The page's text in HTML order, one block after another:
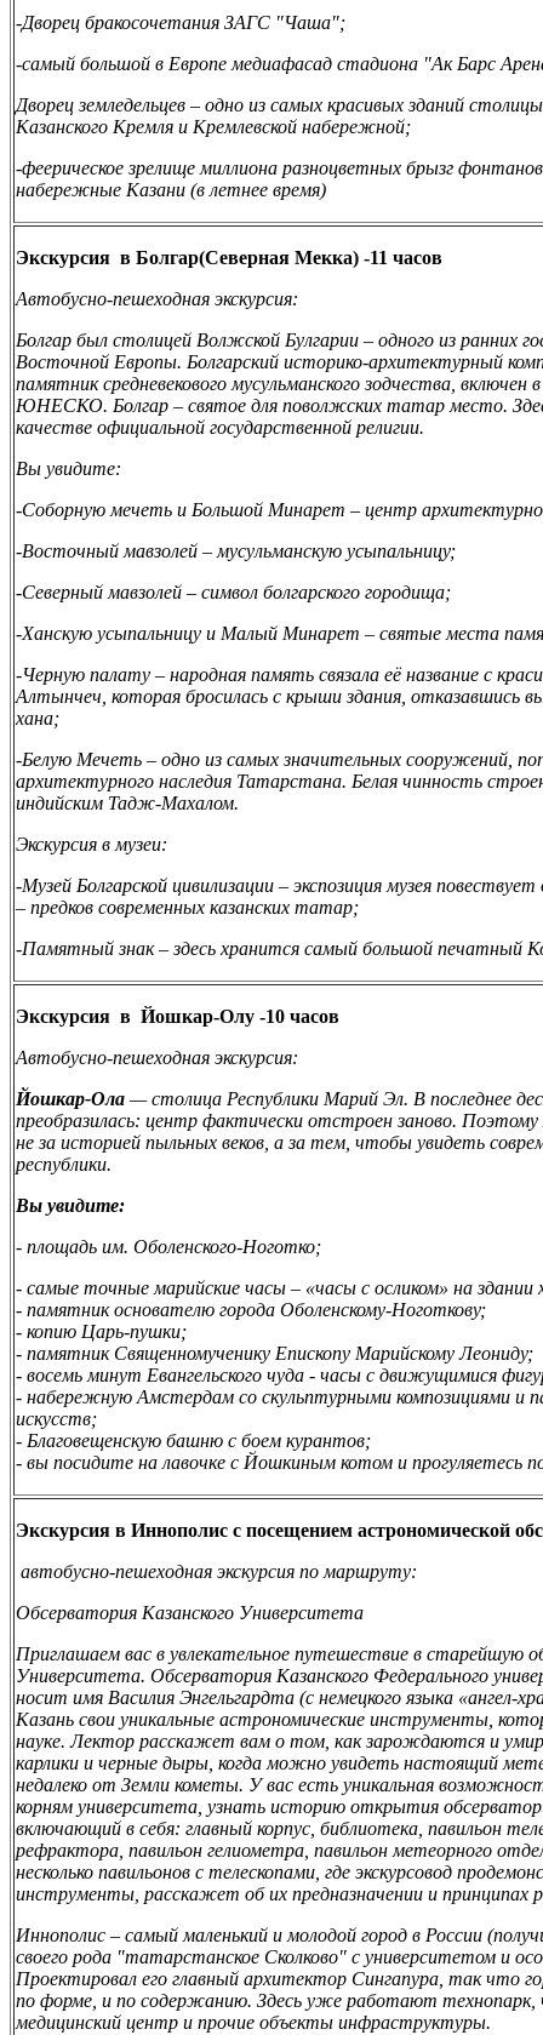
-Дворец бракосочетания ЗАГС "Чаша";
-самый большой в Европе медиафасад стадиона "Ак Барс
Дворец земледельцев – одно из самых красивых зданий
Казанского Кремля и Кремлевской набережной;
-феерическое зрелище миллиона разноцветных брызг
набережные Казани (в летнее время)
Экскурсия в Болгар(Северная Мекка) -11 часов
Автобусно-пешеходная экскурсия:
Болгар был столицей Волжской Булгарии – одного из ранних
Восточной Европы. Болгарский историко-архитектурный
памятник средневекового мусульманского зодчества, включен
ЮНЕСКО. Болгар – святое для поволжских татар место.
качестве официальной государственной религии.
Вы увидите:
-Соборную мечеть и Большой Минарет – центр
-Восточный мавзолей – мусульманскую усыпальницу;
-Северный мавзолей – символ болгарского городища;
-Ханскую усыпальницу и Малый Минарет – святые места
-Черную палату – народная память связала её название с
Алтынчеч, которая бросилась с крыши здания, отказавшись
хана;
-Белую Мечеть – одно из самых значительных сооружений,
архитектурного наследия Татарстана. Белая чинность
индийским Тадж-Махалом.
Экскурсия в музеи:
-Музей Болгарской цивилизации – экспозиция музея
– предков современных казанских татар;
-Памятный знак – здесь хранится самый большой печатный
Экскурсия в Йошкар-Олу -10 часов
Автобусно-пешеходная экскурсия:
Йошкар-Ола — столица Республики Марий Эл. В последнее
преобразилась: центр фактически отстроен заново.
не за историей пыльных веков, а за тем, чтобы увидеть
республики.
Вы увидите:
- площадь им. Оболенского-Ноготко;
- самые точные марийские часы – «часы с осликом» на здании
- памятник основателю города Оболенскому-Ноготкову;
- копию Царь-пушки;
- памятник Священномученику Епископу Марийскому Леониду;
- восемь минут Евангельского чуда - часы с движущимися
- набережную Амстердам со скульптурными композициями и
искусств;
- Благовещенскую башню с боем курантов;
- вы посидите на лавочке с Йошкиным котом и прогуляетесь
Экскурсия в Иннополис с посещением астрономической
автобусно-пешеходная экскурсия по маршруту:
Обсерватория Казанского Университета
Приглашаем вас в увлекательное путешествие в старейшую
Университета. Обсерватория Казанского Федерального
носит имя Василия Энгельгардта (с немецкого языка «ангел-
Казань свои уникальные астрономические инструменты,
науке. Лектор расскажет вам о том, как зарождаются и
карлики и черные дыры, когда можно увидеть настоящий
недалеко от Земли кометы. У вас есть уникальная
корням университета, узнать историю открытия
включающий в себя: главный корпус, библиотека, павильон
рефрактора, павильон гелиометра павильон метеорного
несколько павильонов с телескопами, где экскурсовод
инструменты, расскажет об их предназначении и принципах
Иннополис – самый маленький и молодой город в России
своего рода "татарстанское Сколково" с университетом и
Проектировал его главный архитектор Сингапура, так что
по форме, и по содержанию. Здесь уже работают
медицинский центр и прочие объекты инфраструктуры.